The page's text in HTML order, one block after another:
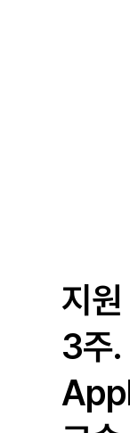
지
3주.